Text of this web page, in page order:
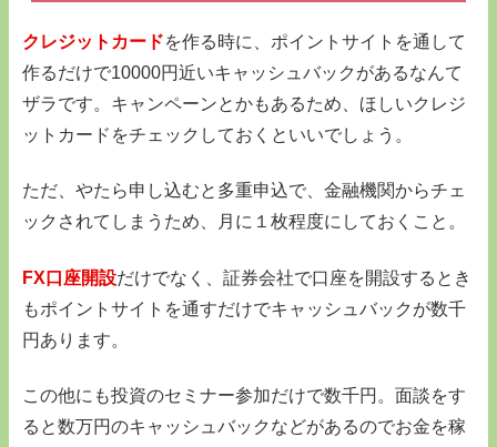
クレジットカードを作る時に、ポイントサイトを通して
作るだけで10000円近いキャッシュバックがあるなんて
ザラです。キャンペーンとかもあるため、ほしいクレジ
ットカードをチェックしておくといいでしょう。
ただ、やたら申し込むと多重申込で、金融機関からチェ
ックされてしまうため、月に１枚程度にしておくこと。
FX口座開設だけでなく、証券会社で口座を開設するとき
もポイントサイトを通すだけでキャッシュバックが数千
円あります。
この他にも投資のセミナー参加だけで数千円。面談をす
ると数万円のキャッシュバックなどがあるのでお金を稼